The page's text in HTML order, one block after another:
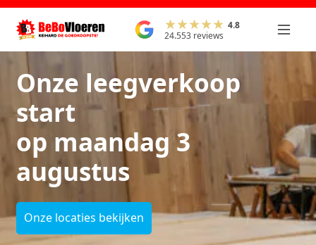
4.8
24.553 reviews
Onze leegverkoop
start
op maandag 3
augustus
Onze locaties bekijken